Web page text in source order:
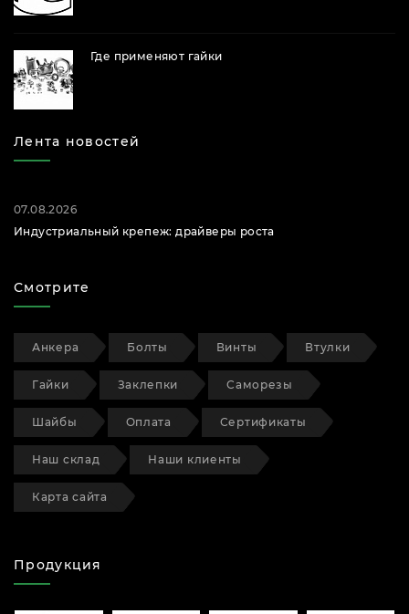
Где применяют гайки
Лента новостей
07.08.2026
Индустриальный крепеж: драйверы роста
Смотрите
Анкера Болты Винты Втулки
Гайки Заклепки Саморезы
Шайбы Оплата Сертификаты
Наш склад Наши клиенты
Карта сайта
Продукция